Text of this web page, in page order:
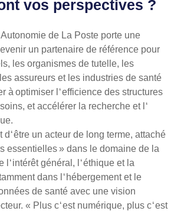
vos perspectives ?
de La Poste porte une
un partenaire de référence pour
les organismes de tutelle, les
assureurs et les industries de santé
à optimiser l ‘ efficience des structures
et accélérer la recherche et l ‘
d ‘ être un acteur de long terme, attaché
essentielles » dans le domaine de la
‘ intérêt général, l ‘ éthique et la
dans l ‘ hébergement et le
de santé avec une vision
« Plus c ‘ est numérique, plus c ‘ est